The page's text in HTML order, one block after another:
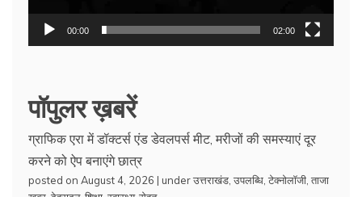
00:00 02:00
पॉपुलर ख़बरें
ग्राफिक एरा में डॉक्टर्स एंड डेवलपर्स मीट, मरीजों की समस्याएं दूर
करने को ऐप बनाएंगे छात्र
posted on August 4, 2026 | underउत्तराखंड उपलब्धि टेक्नोलॉजी ताजा